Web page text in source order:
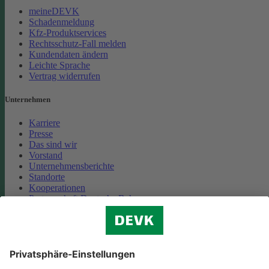
meineDEVK
Schadenmeldung
Kfz-Produktservices
Rechtsschutz-Fall melden
Kundendaten ändern
Leichte Sprache
Vertrag widerrufen
Unternehmen
Karriere
Presse
Das sind wir
Vorstand
Unternehmensberichte
Standorte
Kooperationen
Partnerschaft Deutsche Bahn